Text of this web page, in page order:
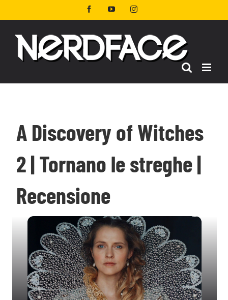
al
FacebookYouTubeInstagram
A Discovery of Witches
2 | Tornano le streghe |
Recensione